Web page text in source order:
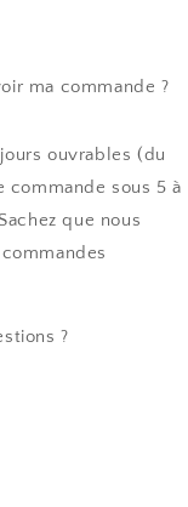
ma commande ?
ouvrables (du
commande sous 5 à
que nous
?